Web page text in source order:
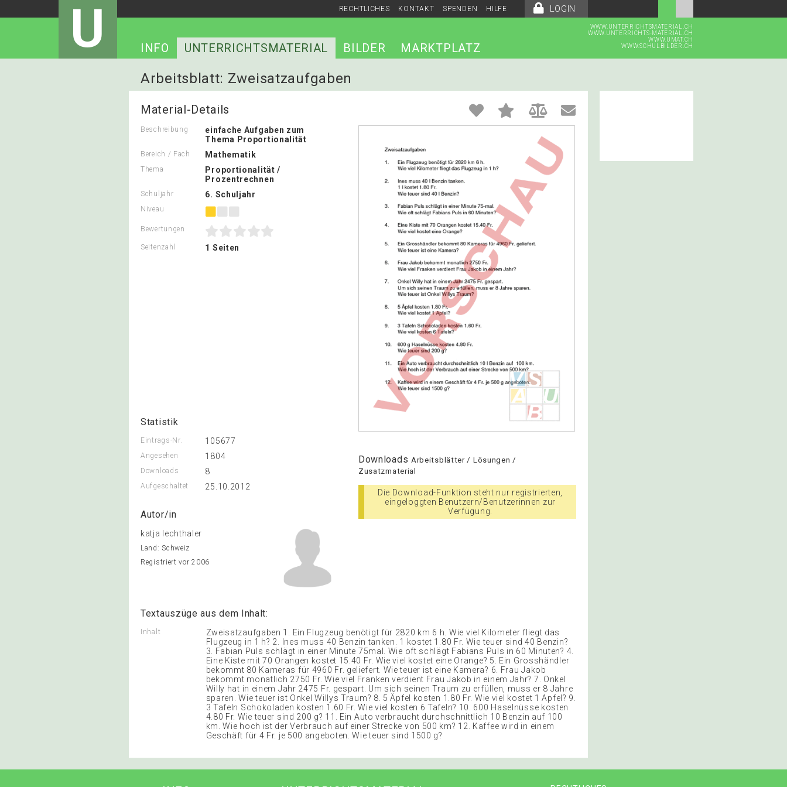
LOGIN
RECHTLICHES KONTAKT SPENDEN HILFE
U
WWW.UNTERRICHTSMATERIAL.CH
WWW.UNTERRICHTS-MATERIAL.CH
WWW.UMAT.CH
WWW.SCHULBILDER.CH
INFO UNTERRICHTSMATERIAL BILDER MARKTPLATZ
Arbeitsblatt: Zweisatzaufgaben
Material-Details
Beschreibung
einfache Aufgaben zum
Thema Proportionalität
Bereich / Fach Mathematik
Thema
Proportionalität /
Prozentrechnen
Schuljahr 6. Schuljahr
Niveau
Bewertungen
Seitenzahl 1 Seiten
Statistik
Eintrags-Nr. 105677
Angesehen 1804
Downloads 8
Aufgeschaltet 25.10.2012
Autor/in
katja lechthaler
Land: Schweiz
Registriert vor 2006
Downloads Arbeitsblätter / Lösungen /
Zusatzmaterial
Die Download-Funktion steht nur registrierten,
eingeloggten Benutzern/Benutzerinnen zur
Verfügung.
Textauszüge aus dem Inhalt:
Inhalt
Zweisatzaufgaben 1. Ein Flugzeug benötigt für 2820 km 6 h. Wie viel Kilometer fliegt das
Flugzeug in 1 h? 2. Ines muss 40 Benzin tanken. 1 kostet 1.80 Fr. Wie teuer sind 40 Benzin?
3. Fabian Puls schlägt in einer Minute 75mal. Wie oft schlägt Fabians Puls in 60 Minuten? 4.
Eine Kiste mit 70 Orangen kostet 15.40 Fr. Wie viel kostet eine Orange? 5. Ein Grosshändler
bekommt 80 Kameras für 4960 Fr. geliefert. Wie teuer ist eine Kamera? 6. Frau Jakob
bekommt monatlich 2750 Fr. Wie viel Franken verdient Frau Jakob in einem Jahr? 7. Onkel
Willy hat in einem Jahr 2475 Fr. gespart. Um sich seinen Traum zu erfüllen, muss er 8 Jahre
sparen. Wie teuer ist Onkel Willys Traum? 8. 5 Äpfel kosten 1.80 Fr. Wie viel kostet 1 Apfel? 9.
3 Tafeln Schokoladen kosten 1.60 Fr. Wie viel kosten 6 Tafeln? 10. 600 Haselnüsse kosten
4.80 Fr. Wie teuer sind 200 g? 11. Ein Auto verbraucht durchschnittlich 10 Benzin auf 100
km. Wie hoch ist der Verbrauch auf einer Strecke von 500 km? 12. Kaffee wird in einem
Geschäft für 4 Fr. je 500 angeboten. Wie teuer sind 1500 g?